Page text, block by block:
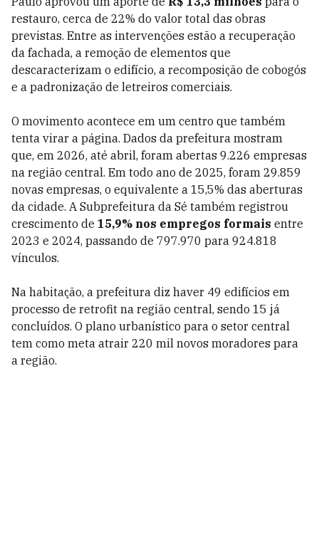
restauro, cerca de 22% do valor total das obras
previstas. Entre as intervenções estão a recuperação
da fachada, a remoção de elementos que
descaracterizam o edifício, a recomposição de cobogós
e a padronização de letreiros comerciais.
O movimento acontece em um centro que também
tenta virar a página. Dados da prefeitura mostram
que, em 2026, até abril, foram abertas 9.226 empresas
na região central. Em todo ano de 2025, foram 29.859
novas empresas, o equivalente a 15,5% das aberturas
da cidade. A Subprefeitura da Sé também registrou
crescimento de 15,9% nos empregos formais entre
2023 e 2024, passando de 797.970 para 924.818
vínculos.
Na habitação, a prefeitura diz haver 49 edifícios em
processo de retrofit na região central, sendo 15 já
concluídos. O plano urbanístico para o setor central
tem como meta atrair 220 mil novos moradores para
a região.